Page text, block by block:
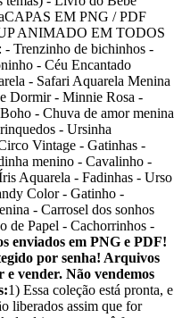
EM PNG / PDF
ANIMADO EM TODOS
Trenzinho de bichinhos -
- Céu Encantado
- Safari Aquarela Menina
Dormir - Minnie Rosa -
- Chuva de amor menina
- Ursinha
Vintage - Gatinhas -
menino - Cavalinho -
Aquarela - Fadinhas - Urso
Color - Gatinho -
- Carrosel dos sonhos
de Papel - Cachorrinhos -
enviados em PNG e PDF!
por senha! Arquivos
vender. Não vendemos
1) Essa coleção está pronta, e
liberados assim que for